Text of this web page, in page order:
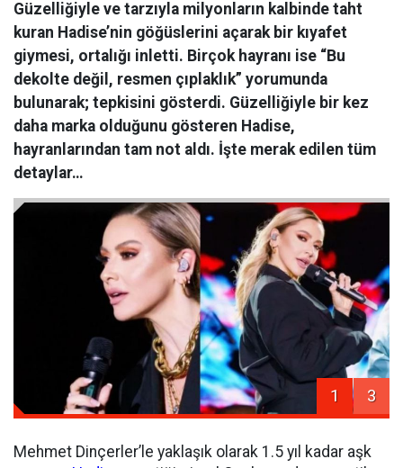
Güzelliğiyle ve tarzıyla milyonların kalbinde taht
kuran Hadise’nin göğüslerini açarak bir kıyafet
giymesi, ortalığı inletti. Birçok hayranı ise “Bu
dekolte değil, resmen çıplaklık” yorumunda
bulunarak; tepkisini gösterdi. Güzelliğiyle bir kez
daha marka olduğunu gösteren Hadise,
hayranlarından tam not aldı. İşte merak edilen tüm
detaylar…
1 3
Mehmet Dinçerler’le yaklaşık olarak 1.5 yıl kadar aşk